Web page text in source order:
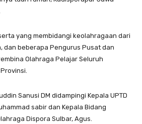
yang membidangi keolahragaan dari
dan beberapa Pengurus Pusat dan
Olahraga Pelajar Seluruh
Sanusi DM didampingi Kepala UPTD
sabir dan Kepala Bidang
Dispora Sulbar, Agus.